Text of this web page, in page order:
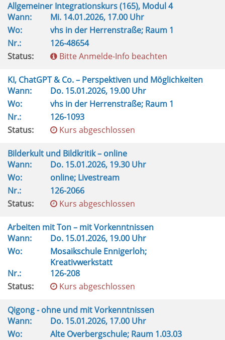
Allgemeiner Integrationskurs (165), Modul 4
Wann:
Mi. 14.01.2026, 17.00 Uhr
Wo:
vhs in der Herrenstraße; Raum 1
Nr.:
126-48654
Status:
Bitte Anmelde-Info beachten
KI, ChatGPT & Co. – Perspektiven und Möglichkeiten
Wann:
Do. 15.01.2026, 19.00 Uhr
Wo:
vhs in der Herrenstraße; Raum 1
Nr.:
126-1093
Status:
Kurs abgeschlossen
Bilderkult und Bildkritik – online
Wann:
Do. 15.01.2026, 19.30 Uhr
Wo:
online; Livestream
Nr.:
126-2066
Status:
Kurs abgeschlossen
Arbeiten mit Ton – mit Vorkenntnissen
Wann:
Do. 15.01.2026, 19.00 Uhr
Wo:
Mosaikschule Ennigerloh;
Kreativwerkstatt
Nr.:
126-208
Status:
Kurs abgeschlossen
Qigong - ohne und mit Vorkenntnissen
Wann:
Do. 15.01.2026, 17.00 Uhr
Wo:
Alte Overbergschule; Raum 1.03.03